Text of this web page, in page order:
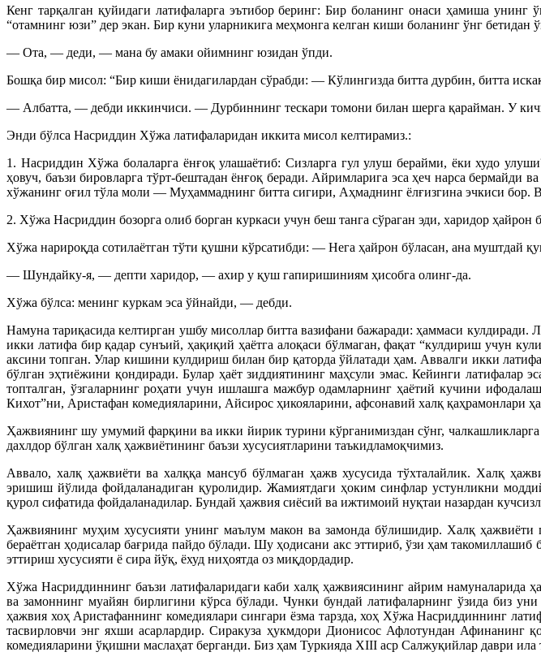
Кенг тарқалган қуйидаги латифаларга эътибор беринг: Бир боланинг онаси ҳамиша
“отамнинг юзи” дер экан. Бир куни уларникига меҳмонга келган киши боланинг ўнг бетидан
— Ота, — деди, — мана бу амаки ойимнинг юзидан ўпди.
Бошқа бир мисол: “Бир киши ёнидагилардан сўрабди: — Кўлингизда битта дурбин, битта
— Албатта, — дебди иккинчиси. — Дурбиннинг тескари томони билан шерга қарайман. У
Энди бўлса Насриддин Хўжа латифаларидан иккита мисол келтирамиз.:
1. Насриддин Хўжа болаларга ёнғоқ улашаётиб: Сизларга гул улуш берайми, ёки худо
ҳовуч, баъзи бировларга тўрт-бештадан ёнғоқ беради. Айримларига эса ҳеч нарса
хўжанинг оғил тўла моли — Муҳаммаднинг битта сигири, Аҳмаднинг ёлғизгина эчкиси бор.
2. Хўжа Насриддин бозорга олиб борган куркаси учун беш танга сўраган эди, харидор
Хўжа нарироқда сотилаётган тўти қушни кўрсатибди: — Нега ҳайрон бўласан, ана муштдай
— Шундайку-я, — депти харидор, — ахир у қуш гапиришиниям ҳисобга олинг-да.
Хўжа бўлса: менинг куркам эса ўйнайди, — дебди.
Намуна тариқасида келтирган ушбу мисоллар битта вазифани бажаради: ҳаммаси
икки латифа бир қадар сунъий, ҳақиқий ҳаётга алоқаси бўлмаган, фақат “кулдириш учун
аксини топган. Улар кишини кулдириш билан бир қаторда ўйлатади ҳам. Аввалги икки
бўлган эҳтиёжини қондиради. Булар ҳаёт зиддиятининг маҳсули эмас. Кейинги латифалар
топталган, ўзгаларнинг роҳати учун ишлашга мажбур одамларнинг ҳаётий кучини
Кихот”ни, Аристафан комедияларини, Айсирос ҳикояларини, афсонавий халқ қаҳрамонлари
Ҳажвиянинг шу умумий фарқини ва икки йирик турини кўрганимиздан сўнг,
дахлдор бўлган халқ ҳажвиётининг баъзи хусусиятларини таъкидламоқчимиз.
Аввало, халқ ҳажвиёти ва халққа мансуб бўлмаган ҳажв хусусида тўхталайлик. Халқ
эришиш йўлида фойдаланадиган қуролидир. Жамиятдаги ҳоким синфлар устунликни
қурол сифатида фойдаланадилар. Бундай ҳажвия сиёсий ва ижтимоий нуқтаи назардан
Ҳажвиянинг муҳим хусусияти унинг маълум макон ва замонда бўлишидир. Халқ
бераётган ҳодисалар бағрида пайдо бўлади. Шу ҳодисани акс эттириб, ўзи ҳам
эттириш хусусияти ё сира йўқ, ёхуд ниҳоятда оз миқдордадир.
Хўжа Насриддиннинг баъзи латифаларидаги каби халқ ҳажвиясининг айрим
ва замоннинг муайян бирлигини кўрса бўлади. Чунки бундай латифаларнинг ўзида биз
ҳажвия хоҳ Аристафаннинг комедиялари сингари ёзма тарзда, хоҳ Хўжа Насриддиннинг
тасвирловчи энг яхши асарлардир. Сиракуза ҳукмдори Дионисос Афлотундан Афинанинг
комедияларини ўқишни маслаҳат берганди. Биз ҳам Туркияда XIII аср Салжуқийлар даври